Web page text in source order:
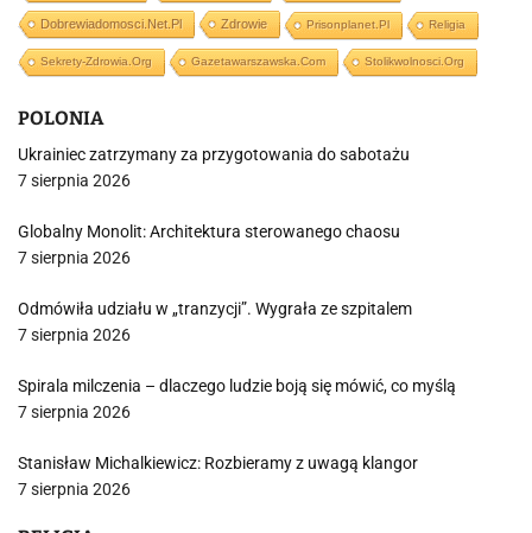
Dobrewiadomosci.net.pl Zdrowie Prisonplanet.pl Religia
Sekrety-Zdrowia.org Gazetawarszawska.com Stolikwolnosci.org
POLONIA
Ukrainiec zatrzymany za przygotowania do sabotażu
7 sierpnia 2026
Globalny Monolit: Architektura sterowanego chaosu
7 sierpnia 2026
Odmówiła udziału w „tranzycji”. Wygrała ze szpitalem
7 sierpnia 2026
Spirala milczenia – dlaczego ludzie boją się mówić, co myślą
7 sierpnia 2026
Stanisław Michalkiewicz: Rozbieramy z uwagą klangor
7 sierpnia 2026